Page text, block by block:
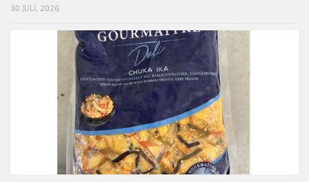
30 JULI, 2026